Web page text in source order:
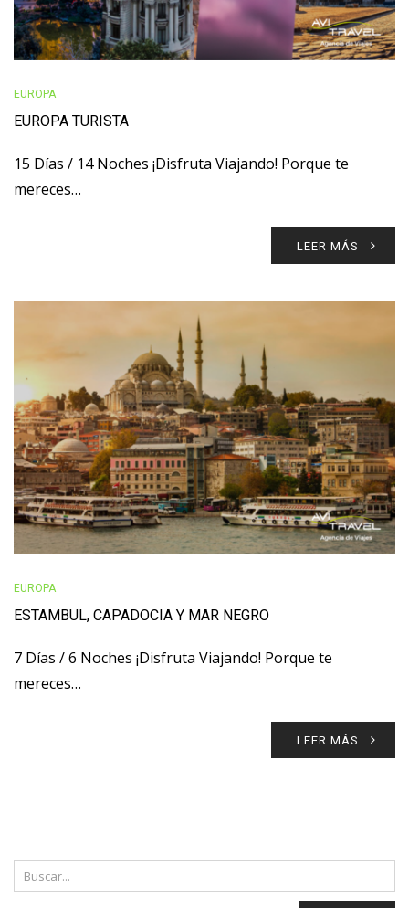
EUROPA
EUROPA TURISTA
15 Días / 14 Noches ¡Disfruta Viajando! Porque te
mereces…
LEER MÁS
EUROPA
ESTAMBUL, CAPADOCIA Y MAR NEGRO
7 Días / 6 Noches ¡Disfruta Viajando! Porque te
mereces…
LEER MÁS